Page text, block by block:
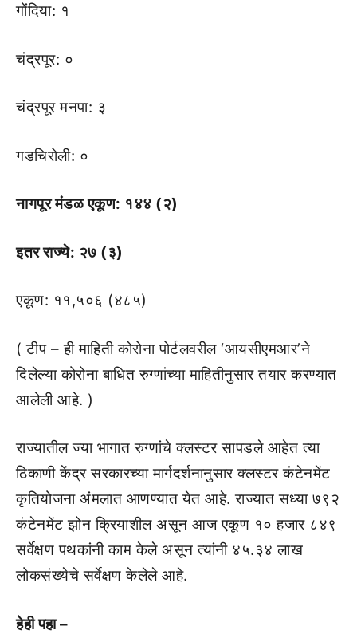
गोंदिया: १
चंद्रपूर: ०
चंद्रपूर मनपा: ३
गडचिरोली: ०
नागपूर मंडळ एकूण: १४४ (२)
इतर राज्ये: २७ (३)
एकूण: ११,५०६ (४८५)
( टीप – ही माहिती कोरोना पोर्टलवरील ‘आयसीएमआर’ने
दिलेल्या कोरोना बाधित रुग्णांच्या माहितीनुसार तयार करण्यात
आलेली आहे. )
राज्यातील ज्या भागात रुग्णांचे क्लस्टर सापडले आहेत त्या
ठिकाणी केंद्र सरकारच्या मार्गदर्शनानुसार क्लस्टर कंटेनमेंट
कृतियोजना अंमलात आणण्यात येत आहे. राज्यात सध्या ७९२
कंटेनमेंट झोन क्रियाशील असून आज एकूण १० हजार ८४९
सर्वेक्षण पथकांनी काम केले असून त्यांनी ४५.३४ लाख
लोकसंख्येचे सर्वेक्षण केलेले आहे.
हेही पहा –